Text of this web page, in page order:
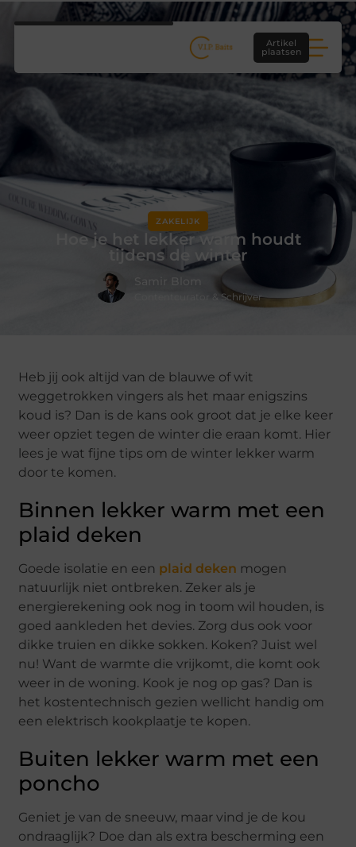
Artikel
plaatsen
ZAKELIJK
Hoe je het lekker warm houdt
tijdens de winter
Contentcurator & Schrijver
Heb jij ook altijd van de blauwe of wit
weggetrokken vingers als het maar enigszins
koud is? Dan is de kans ook groot dat je elke keer
weer opziet tegen de winter die eraan komt. Hier
lees je wat fijne tips om de winter lekker warm
door te komen.
Binnen lekker warm met een
plaid deken
Goede isolatie en een plaid deken mogen
natuurlijk niet ontbreken. Zeker als je
energierekening ook nog in toom wil houden, is
goed aankleden het devies. Zorg dus ook voor
dikke truien en dikke sokken. Koken? Juist wel
nu! Want de warmte die vrijkomt, die komt ook
weer in de woning. Kook je nog op gas? Dan is
het kostentechnisch gezien wellicht handig om
een elektrisch kookplaatje te kopen.
Buiten lekker warm met een
poncho
Geniet je van de sneeuw, maar vind je de kou
ondraaglijk? Doe dan als extra bescherming een